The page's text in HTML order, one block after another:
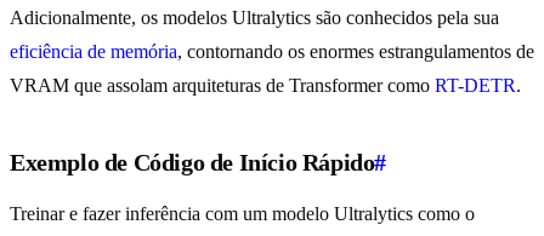
Adicionalmente, os modelos Ultralytics são conhecidos pela sua
eficiência de memória, contornando os enormes estrangulamentos de
VRAM que assolam arquiteturas de Transformer como RT-DETR.
Exemplo de Código de Início Rápido#
Treinar e fazer inferência com um modelo Ultralytics como o